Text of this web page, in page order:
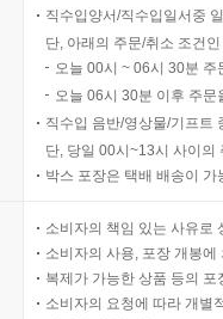
직수입양서/직수입일서중
단, 아래의 주문/취소 조건
오늘 00시 ~ 06시 30분
오늘 06시 30분 이후 주
직수입 음반/영상물/기프트
단, 당일 00시~13시 사이의
박스 포장은 택배 배송이
소비자의 책임 있는 사유로
소비자의 사용, 포장 개봉
복제가 가능한 상품 등의
소비자의 요청에 따라 개별